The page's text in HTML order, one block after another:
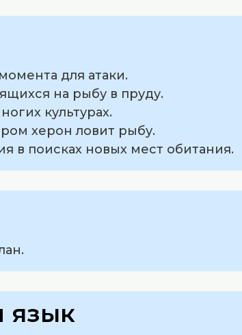
для атаки.
на рыбу в пруду.
культурах.
херон ловит рыбу.
в поисках новых мест обитания.
язык